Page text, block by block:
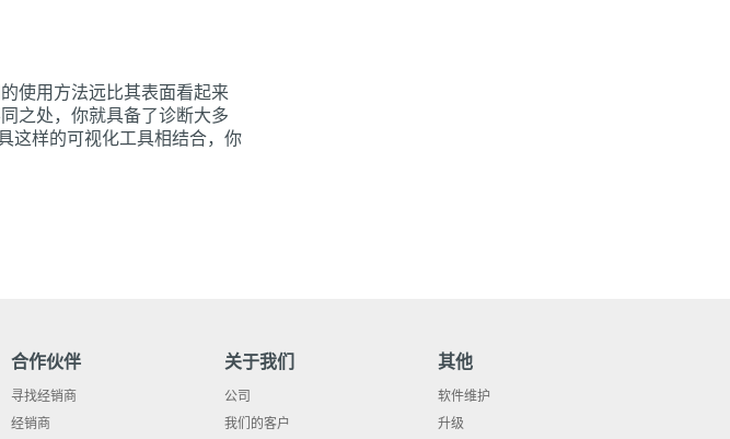
使用方法远比其表面看起来
之处，你就具备了诊断大多
这样的可视化工具相结合，你
合作伙伴
寻找经销商
经销商
关于我们
公司
我们的客户
其他
软件维护
升级